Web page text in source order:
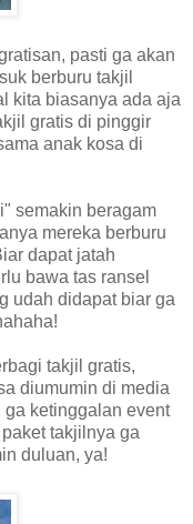
pasti ga akan
berburu takjil
kita biasanya ada aja
gratis di pinggir
anak kosa di
semakin beragam
mereka berburu
dapat jatah
bawa tas ransel
udah didapat biar ga
takjil gratis,
diumumin di media
ketinggalan event
takjilnya ga
duluan, ya!